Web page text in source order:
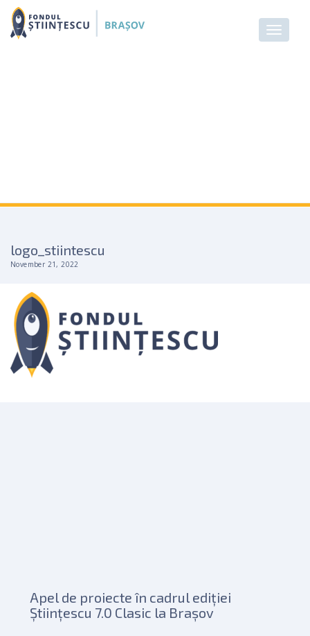
logo_stiintescu
November 21, 2022
Apel de proiecte în cadrul ediției
Științescu 7.0 Clasic la Brașov